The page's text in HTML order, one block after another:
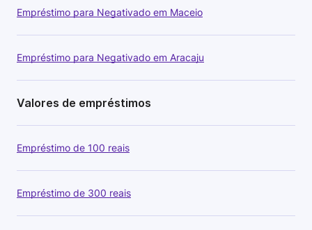
Empréstimo para Negativado em Maceio
Empréstimo para Negativado em Aracaju
Valores de empréstimos
Empréstimo de 100 reais
Empréstimo de 300 reais